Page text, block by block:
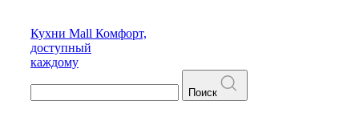
Кухни Mall Комфорт,
доступный
каждому
Поиск